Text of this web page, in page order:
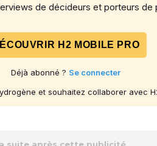
de décideurs et porteurs de
H2 MOBILE PRO
Déjà abonné ? Se connecter
et souhaitez collaborer avec